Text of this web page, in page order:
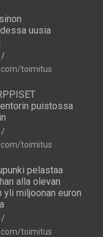
uusia
toimitus
puistossa
toimitus
pelastaa
alla olevan
yli miljoonan euron
toimitus